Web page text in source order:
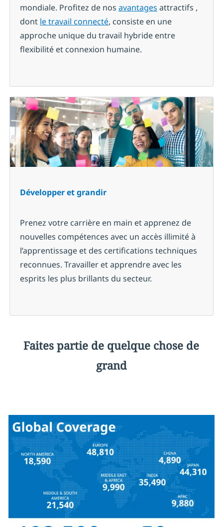
mondiale. Profitez de nos avantages attractifs ,
dont le travail connecté, consiste en une
approche unique du travail hybride entre
flexibilité et connexion humaine.
Développer et grandir
Prenez votre carrière en main et apprenez de
nouvelles compétences avec un accès illimité à
l’apprentissage et des certifications techniques
reconnues. Travailler et apprendre avec les
esprits les plus brillants du secteur.
Faites partie de quelque chose de
grand